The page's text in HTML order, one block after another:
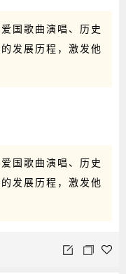
国歌曲演唱、历史
发展历程，激发他
国歌曲演唱、历史
发展历程，激发他